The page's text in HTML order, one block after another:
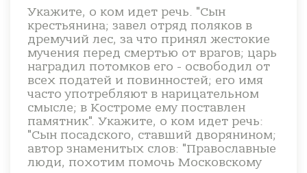
Укажите, о ком идет речь. "Сын
крестьянина; завел отряд поляков в
дремучий лес, за что принял жестокие
мучения перед смертью от врагов; царь
наградил потомков его - освободил от
всех податей и повинностей; его имя
часто употребляют в нарицательном
смысле; в Костроме ему поставлен
памятник". Укажите, о ком идет речь:
"Сын посадского, ставший дворянином;
автор знаменитых слов: "Православные
люди, похотим помочь Московскому